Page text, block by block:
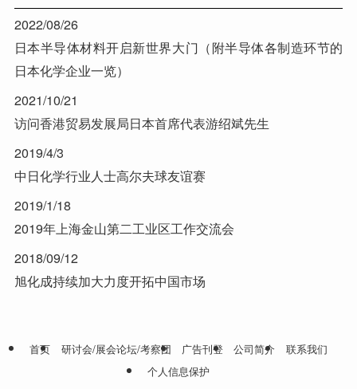
2022/08/26
日本半导体材料开启新世界大门（附半导体各制造环节的
日本化学企业一览）
2021/10/21
访问香港贸易发展局日本首席代表游绍斌先生
2019/4/3
中日化学行业人士高尔夫球友谊赛
2019/1/18
2019年上海金山第二工业区工作交流会
2018/09/12
旭化成持续加大力度开拓中国市场
首页 研讨会/展会论坛/考察团 广告刊登 公司简介
联系我们
个人信息保护